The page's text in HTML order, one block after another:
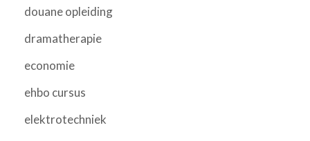
douane opleiding
dramatherapie
economie
ehbo cursus
elektrotechniek